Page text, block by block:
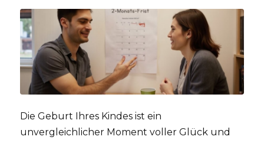
Die Geburt Ihres Kindes ist ein
unvergleichlicher Moment voller Glück und